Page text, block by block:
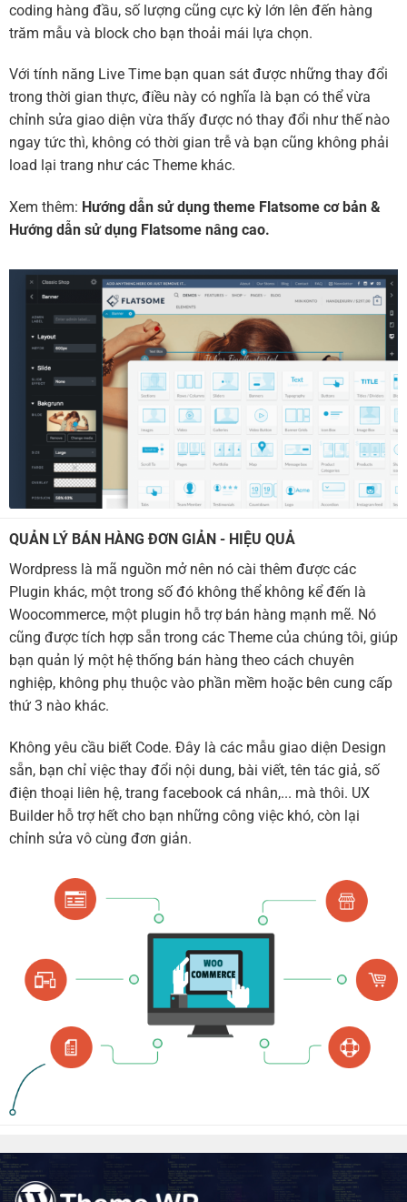
coding hàng đầu, số lượng cũng cực kỳ lớn lên đến hàng
trăm mẫu và block cho bạn thoải mái lựa chọn.
Với tính năng Live Time bạn quan sát được những thay đổi
trong thời gian thực, điều này có nghĩa là bạn có thể vừa
chỉnh sửa giao diện vừa thấy được nó thay đổi như thế nào
ngay tức thì, không có thời gian trễ và bạn cũng không phải
load lại trang như các Theme khác.
Xem thêm: Hướng dẫn sử dụng theme Flatsome cơ bản &
Hướng dẫn sử dụng Flatsome nâng cao.
QUẢN LÝ BÁN HÀNG ĐƠN GIẢN - HIỆU QUẢ
Wordpress là mã nguồn mở nên nó cài thêm được các
Plugin khác, một trong số đó không thể không kể đến là
Woocommerce, một plugin hỗ trợ bán hàng mạnh mẽ. Nó
cũng được tích hợp sẵn trong các Theme của chúng tôi, giúp
bạn quản lý một hệ thống bán hàng theo cách chuyên
nghiệp, không phụ thuộc vào phần mềm hoặc bên cung cấp
thứ 3 nào khác.
Không yêu cầu biết Code. Đây là các mẫu giao diện Design
sẵn, bạn chỉ việc thay đổi nội dung, bài viết, tên tác giả, số
điện thoại liên hệ, trang facebook cá nhân,... mà thôi. UX
Builder hỗ trợ hết cho bạn những công việc khó, còn lại
chỉnh sửa vô cùng đơn giản.